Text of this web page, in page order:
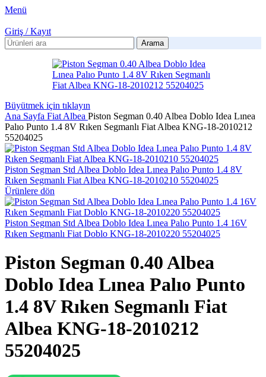
Menü
Giriş / Kayıt
Arama
Büyütmek için tıklayın
Ana Sayfa Fiat Albea Piston Segman 0.40 Albea Doblo Idea Lınea
Palıo Punto 1.4 8V Rıken Segmanlı Fiat Albea KNG-18-2010212
55204025
Piston Segman Std Albea Doblo Idea Lınea Palıo Punto 1.4 8V
Rıken Segmanlı Fiat Albea KNG-18-2010210 55204025
Ürünlere dön
Piston Segman Std Albea Doblo Idea Lınea Palıo Punto 1.4 16V
Rıken Segmanlı Fiat Doblo KNG-18-2010220 55204025
Piston Segman 0.40 Albea
Doblo Idea Lınea Palıo Punto
1.4 8V Rıken Segmanlı Fiat
Albea KNG-18-2010212
55204025